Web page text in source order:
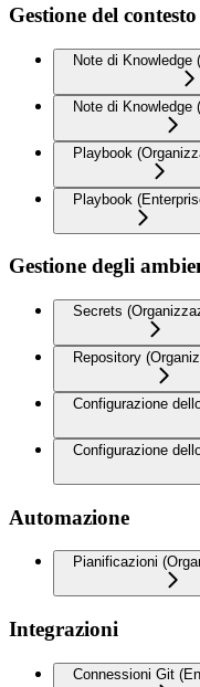
Gestione del contesto
Note di Knowledge
Note di Knowledge
Playbook
Playbook
Gestione degli
Secrets
Repository
Configurazione
Configurazione
Automazione
Pianificazioni
Integrazioni
Connessioni Git